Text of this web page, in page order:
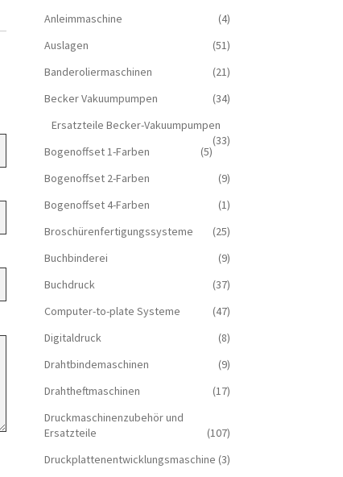
Anleimmaschine
(4)
Auslagen
(51)
Banderoliermaschinen
(21)
Becker Vakuumpumpen
(34)
Ersatzteile Becker-Vakuumpumpen
(33)
Bogenoffset 1-Farben
(5)
Bogenoffset 2-Farben
(9)
Bogenoffset 4-Farben
(1)
Broschürenfertigungssysteme
(25)
Buchbinderei
(9)
Buchdruck
(37)
Computer-to-plate Systeme
(47)
Digitaldruck
(8)
Drahtbindemaschinen
(9)
Drahtheftmaschinen
(17)
Druckmaschinenzubehör und
Ersatzteile
(107)
Druckplattenentwicklungsmaschine (3)